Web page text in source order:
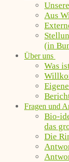
Aus
(in
Über uns
Was
Fragen und
Bio-
das
Die